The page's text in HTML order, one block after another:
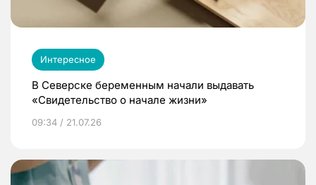
Интересное
В Северске беременным начали выдавать
«Свидетельство о начале жизни»
09:34 / 21.07.26